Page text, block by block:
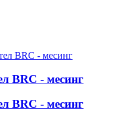
BRC - месинг
BRC - месинг